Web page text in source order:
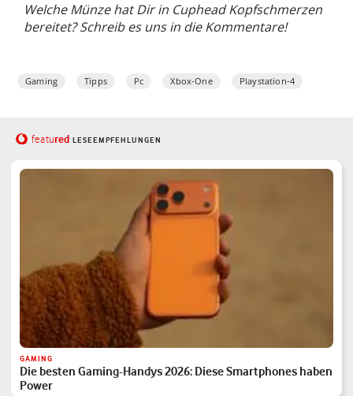
Welche Münze hat Dir in Cuphead Kopfschmerzen
bereitet? Schreib es uns in die Kommentare!
Gaming Tipps Pc Xbox-One Playstation-4
featured LESEEMPFEHLUNGEN
GAMING
Die besten Gaming-Handys 2026: Diese Smartphones haben
Power